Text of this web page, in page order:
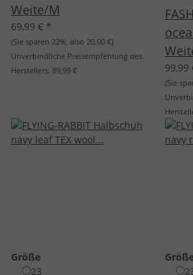
Weite/M
69,99 € *
(Sie sparen 22%, also 20,00 €)
Unverbindliche Preisempfehlung des
Herstellers: 89,99 € 99,99
(Sie
Größe
23